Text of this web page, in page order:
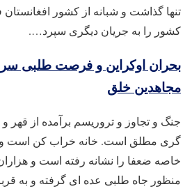
تنها گذاشت و شبانه از کشور
کشور را به جریان دیگری سپرد….
بحران اوکراین و فرصت طلبی
مجاهدین خلق
جنگ و تجاوز و تروریسم برآمده از
گری مطلق است. خانه خراب کن است و
خاصه ضعفا را نشانه رفته است و
منظور جاه طلبی عده ای گرفته و به